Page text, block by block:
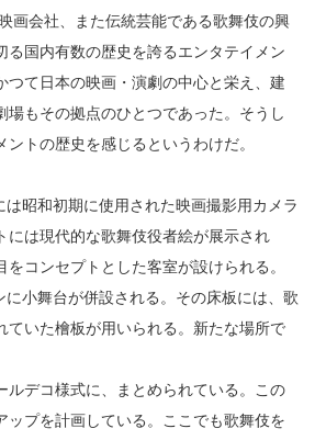
画会社、また伝統芸能である歌舞伎の興
る国内有数の歴史を誇るエンタテイメン
つて日本の映画・演劇の中心と栄え、建
場もその拠点のひとつであった。そうし
トの歴史を感じるというわけだ。
昭和初期に使用された映画撮影用カメラ
には現代的な歌舞伎役者絵が展示され
コンセプトとした客室が設けられる。
小舞台が併設される。その床板には、歌
ていた檜板が用いられる。新たな場所で
デコ様式に、まとめられている。この
ップを計画している。ここでも歌舞伎を